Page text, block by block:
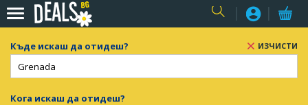
USER
Къде искаш да отидеш? ИЗЧИСТИ
Кога искаш да отидеш?